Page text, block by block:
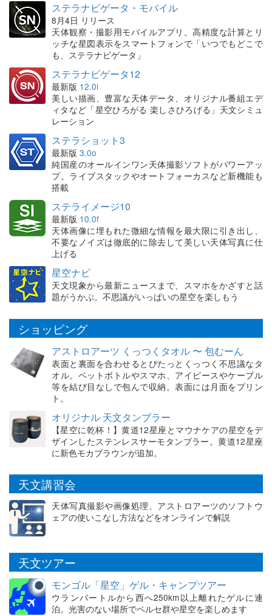
ステラナビゲータ・モバイル
8月4日 リリース
天体観察・撮影用モバイルアプリ。高精度な計算とリ
ッチな星図表示をスマートフォンで「いつでもどこで
も、ステラナビゲータ」
ステラナビゲータ12
最新版 12.0i
美しい描画、豊富な天体データ、オリジナル番組エデ
ィタなど「星空ひろがる 楽しさひろげる」天文シミュ
レーション
ステラショット3
最新版 3.0o
純国産のオールインワン天体撮影ソフトがパワーアッ
プ。ライブスタックやオートフォーカスなど新機能も
搭載
ステライメージ10
最新版 10.0f
天体画像に埋もれた微細な情報を最大限に引き出し、
不要なノイズは徹底的に除去して美しい天体写真に仕
上げる
星空ナビ
天文現象から最新ニュースまで、スマホをかざすと話
題がうかぶ。不思議がいっぱいの星空を楽しもう
ショッピング
アストロアーツ くっつくタオル 〜 包むーん
表面と裏面を合わせるとぴたっとくっつく不思議なタ
オル。ペットボトルやスマホ、アイピースやケーブル
等を結び目なしで包んで収納。表面には月面をプリン
ト。
オリジナル 天文タンブラー
【星空に乾杯！】黄道12星座とマウナケアの星空をデ
ザインしたステンレスサーモタンブラー。黄道12星座
に新色モカブラウンが追加。
天文講習会
天体写真撮影や画像処理、アストロアーツのソフトウ
ェアの使いこなし方法などをオンラインで解説
天文ツアー
モンゴル「星空」ゲル・キャンプツアー
ウランバートルから西へ250km以上離れたゲルに連
泊。光害のない場所でペルセ群や星空を楽しめます